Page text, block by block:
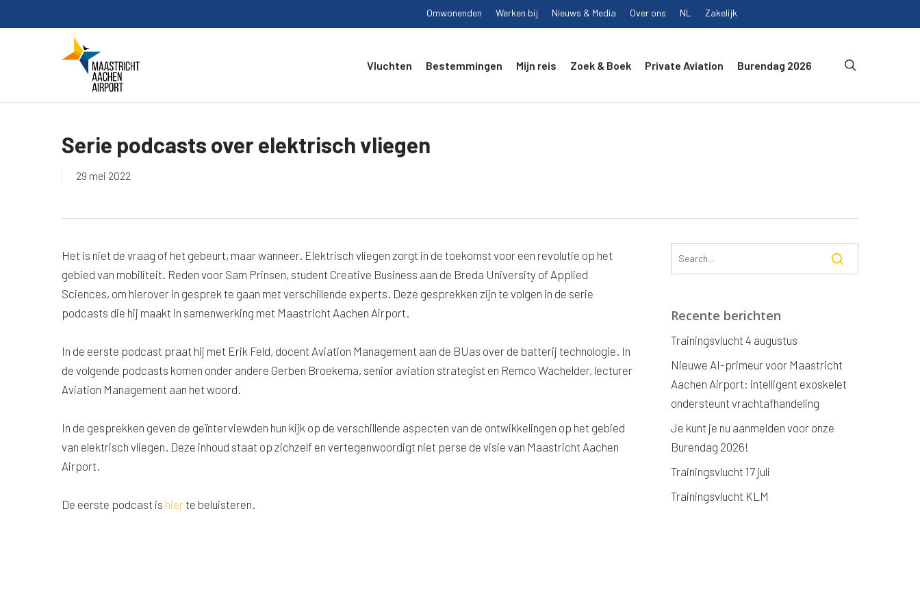
to
Omwonenden Werken bij Nieuws & Media Over ons NL Zakelijk
Vluchten Bestemmingen Mijn reis Zoek & Boek Private Aviation Burendag 2026
Serie podcasts over elektrisch vliegen
29 mei 2022
Het is niet de vraag of het gebeurt, maar wanneer. Elektrisch vliegen zorgt in de toekomst voor een revolutie op het
gebied van mobiliteit. Reden voor Sam Prinsen, student Creative Business aan de Breda University of Applied
Sciences, om hierover in gesprek te gaan met verschillende experts. Deze gesprekken zijn te volgen in de serie
podcasts die hij maakt in samenwerking met Maastricht Aachen Airport.
In de eerste podcast praat hij met Erik Feld, docent Aviation Management aan de BUas over de batterij technologie. In
de volgende podcasts komen onder andere Gerben Broekema, senior aviation strategist en Remco Wachelder, lecturer
Aviation Management aan het woord.
In de gesprekken geven de geïnterviewden hun kijk op de verschillende aspecten van de ontwikkelingen op het gebied
van elektrisch vliegen. Deze inhoud staat op zichzelf en vertegenwoordigt niet perse de visie van Maastricht Aachen
Airport.
De eerste podcast is hier te beluisteren.
Recente berichten
Trainingsvlucht 4 augustus
Nieuwe AI-primeur voor Maastricht
Aachen Airport: intelligent exoskelet
ondersteunt vrachtafhandeling
Je kunt je nu aanmelden voor onze
Burendag 2026!
Trainingsvlucht 17 juli
Trainingsvlucht KLM